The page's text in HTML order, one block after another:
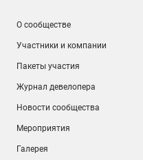
О сообществе
Участники и компании
Пакеты участия
Журнал девелопера
Новости сообщества
Мероприятия
Галерея